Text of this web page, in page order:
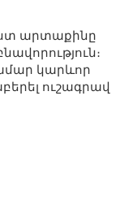
արտաքինը
կարևոր
ուշագրավ